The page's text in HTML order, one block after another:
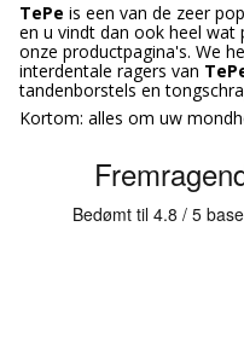
TePe is een van de zeer
en u vindt dan ook heel
onze productpagina's. We
interdentale ragers van
tandenborstels en
Kortom: alles om uw